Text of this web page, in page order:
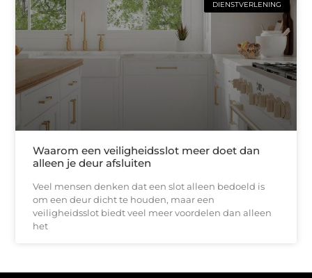
DIENSTVERLENING
Waarom een veiligheidsslot meer doet dan
alleen je deur afsluiten
Veel mensen denken dat een slot alleen bedoeld is
om een deur dicht te houden, maar een
veiligheidsslot biedt veel meer voordelen dan alleen
het